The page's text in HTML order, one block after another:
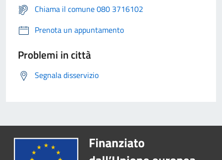
Chiama il comune 080 3716102
Prenota un appuntamento
Problemi in città
Segnala disservizio